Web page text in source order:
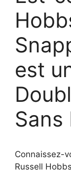
est
Sans
Connaissez-
Russell